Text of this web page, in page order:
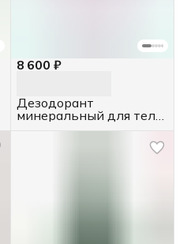
8 600 ₽
Дезодорант
минеральный для тела
с экстрактом хлопка, 4